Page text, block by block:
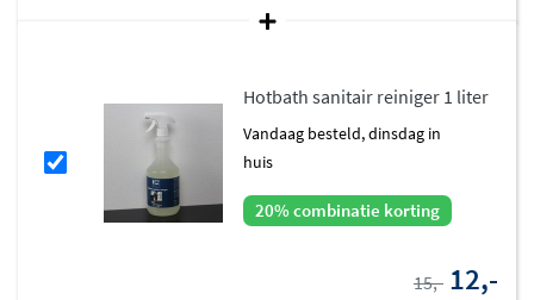
Hotbath sanitair reiniger 1 liter
vandaag besteld, dinsdag in
huis
20% combinatie korting
15,- 12,-